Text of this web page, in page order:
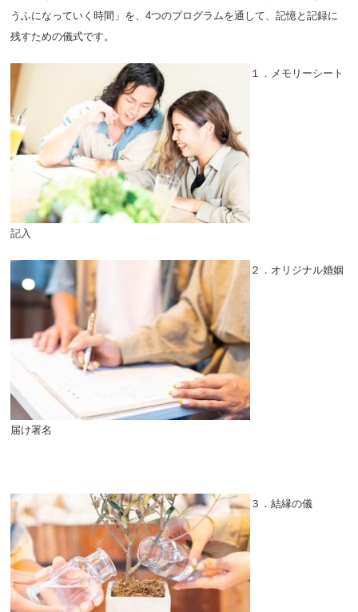
うふになっていく時間」を、4つのプログラムを通して、記憶と記録に
残すための儀式です。
１．メモリーシート
記入
２．オリジナル婚姻
届け署名
３．結縁の儀